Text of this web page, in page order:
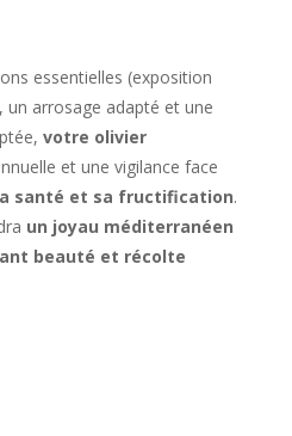
essentielles (exposition
un arrosage adapté et une
votre olivier
et une vigilance face
santé et sa fructification.
un joyau méditerranéen
beauté et récolte